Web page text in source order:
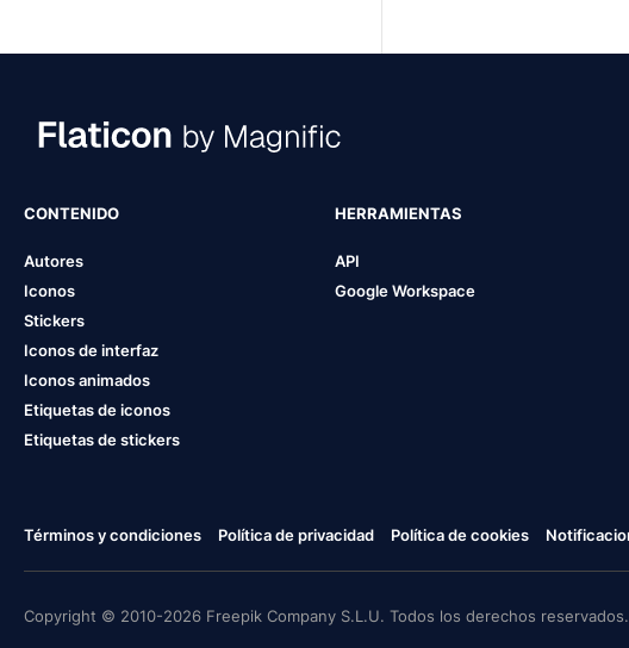
CONTENIDO
Autores
Iconos
Stickers
Iconos de interfaz
Iconos animados
Etiquetas de iconos
Etiquetas de stickers
HERRAMIENTAS
API
Google Workspace
Términos y condiciones Política de privacidad Política de cookies
Copyright © 2010-2026 Freepik Company S.L.U. Todos los derechos reservados.